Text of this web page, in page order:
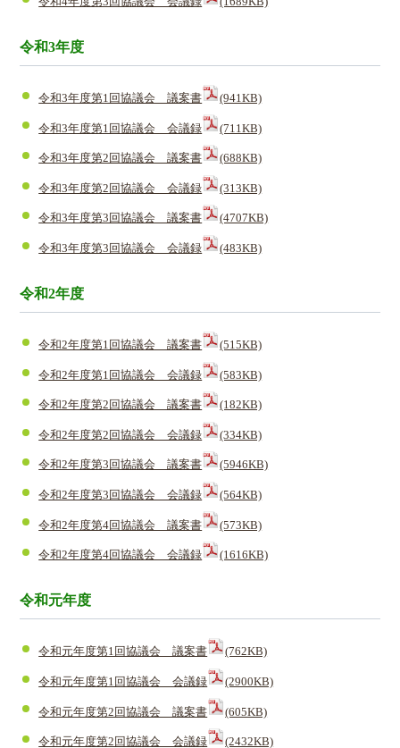
令和3年度
令和3年度第1回協議会 議案書 (941KB)
令和3年度第1回協議会 会議録 (711KB)
令和3年度第2回協議会 議案書 (688KB)
令和3年度第2回協議会 会議録 (313KB)
令和3年度第3回協議会 議案書 (4707KB)
令和3年度第3回協議会 会議録 (483KB)
令和2年度
令和2年度第1回協議会 議案書 (515KB)
令和2年度第1回協議会 会議録 (583KB)
令和2年度第2回協議会 議案書 (182KB)
令和2年度第2回協議会 会議録 (334KB)
令和2年度第3回協議会 議案書 (5946KB)
令和2年度第3回協議会 会議録 (564KB)
令和2年度第4回協議会 議案書 (573KB)
令和2年度第4回協議会 会議録 (1616KB)
令和元年度
令和元年度第1回協議会 議案書 (762KB)
令和元年度第1回協議会 会議録 (2900KB)
令和元年度第2回協議会 議案書 (605KB)
令和元年度第2回協議会 会議録 (2432KB)